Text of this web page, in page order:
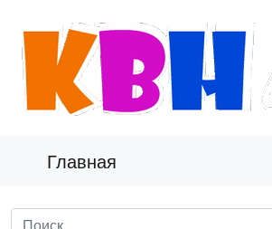
Главная